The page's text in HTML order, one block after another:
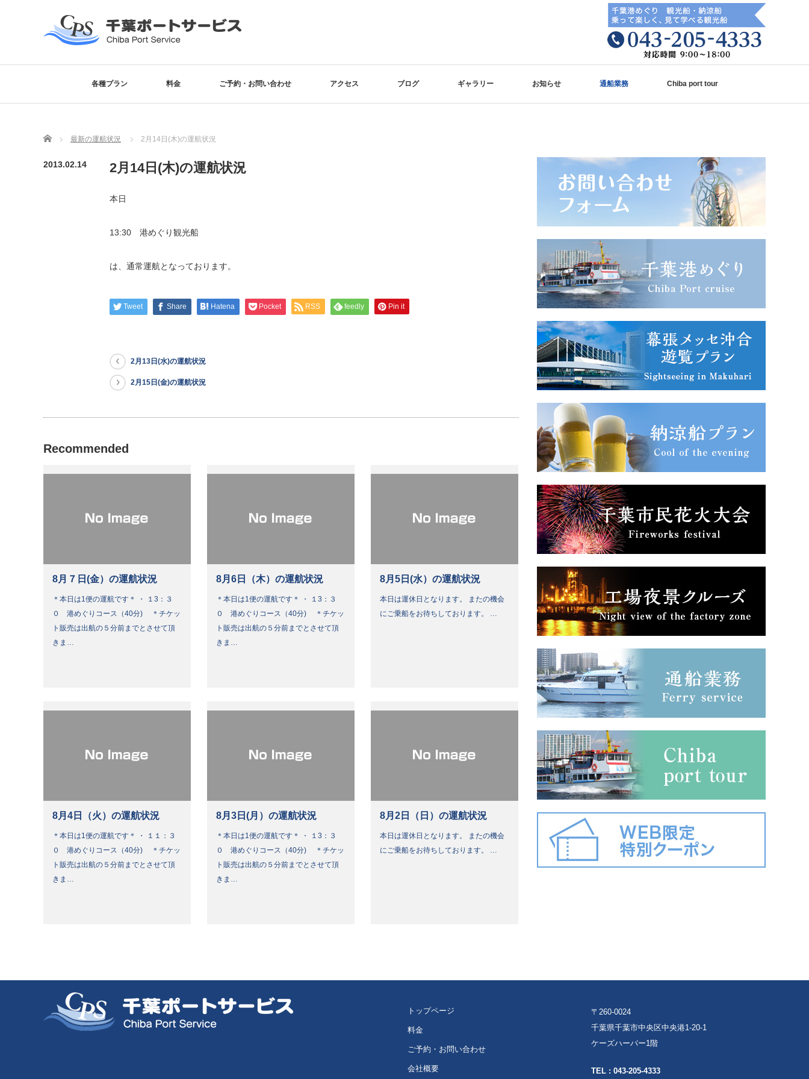
各種プラン 料金 ご予約・お問い合わせ アクセス ブログ ギャラリー お知らせ 通船業務 Chiba port tour
Home 最新の運航状況 2月14日(木)の運航状況
2013.02.14 2月14日(木)の運航状況
本日
13:30 港めぐり観光船
は、通常運航となっております。
Tweet Share Hatena Pocket RSS feedly Pin it
2月13日(水)の運航状況
2月15日(金)の運航状況
Recommended
8月７日(金）の運航状況
＊本日は1便の運航です＊ ・ １3：３
０ 港めぐりコース（40分) ＊チケッ
ト販売は出航の５分前までとさせて頂
きま…
8月6日（木）の運航状況
＊本日は1便の運航です＊ ・ １3：３
０ 港めぐりコース（40分) ＊チケッ
ト販売は出航の５分前までとさせて頂
きま…
8月5日(水）の運航状況
本日は運休日となります。 またの機会
にご乗船をお待ちしております。 …
8月4日（火）の運航状況
＊本日は1便の運航です＊ ・ １１：３
０ 港めぐりコース（40分) ＊チケッ
ト販売は出航の５分前までとさせて頂
きま…
8月3日(月）の運航状況
＊本日は1便の運航です＊ ・ １3：３
０ 港めぐりコース（40分) ＊チケッ
ト販売は出航の５分前までとさせて頂
きま…
8月2日（日）の運航状況
本日は運休日となります。 またの機会
にご乗船をお待ちしております。 …
トップページ
料金
ご予約・お問い合わせ
会社概要
〒260-0024
千葉県千葉市中央区中央港1-20-1
ケーズハーバー1階
TEL : 043-205-4333